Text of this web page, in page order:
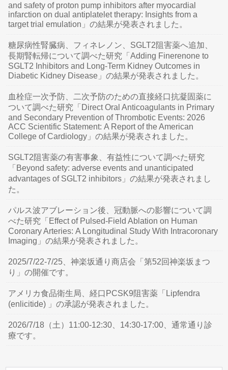
and safety of proton pump inhibitors after myocardial
infarction on dual antiplatelet therapy: Insights from a
target trial emulation」の結果が発表されました。
糖尿病性腎臓病、フィネレノン、SGLT2阻害薬へ追加、
長期腎転帰について調べた研究「Adding Finerenone to
SGLT2 Inhibitors and Long-Term Kidney Outcomes in
Diabetic Kidney Disease」の結果が発表されました。
血栓症一次予防、二次予防のための直接経口抗凝固薬に
ついて調べた研究「Direct Oral Anticoagulants in Primary
and Secondary Prevention of Thrombotic Events: 2026
ACC Scientific Statement: A Report of the American
College of Cardiology」の結果が発表されました。
SGLT2阻害薬の有害事象、有益性について調べた研究
「Beyond safety: adverse events and unanticipated
advantages of SGLT2 inhibitors」の結果が発表されまし
た。
パルス波アブレーション後、冠動脈への影響について調
べた研究「Effect of Pulsed-Field Ablation on Human
Coronary Arteries: A Longitudinal Study With Intracoronary
Imaging」の結果が発表されました。
2025/7/22-7/25、神楽坂通り商店会「第52回神楽坂まつ
り」の開催です。
アメリカ食品衛生局、経口PCSK9阻害薬「Lipfendra
(enlicitide) 」の承認が発表されました。
2026/7/18（土）11:00-12:30、14:30-17:00、通常通り診
療です。